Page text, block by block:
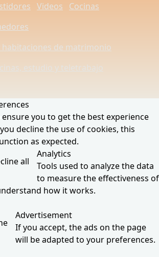
Videos
Cocinas
de matrimonio
estudio y teletrabajo
you to get the best experience
decline the use of cookies, this
as expected.
all
Analytics
Tools used to analyze the data
to measure the effectiveness of
how it works.
Advertisement
If you accept, the ads on the page
will be adapted to your preferences.